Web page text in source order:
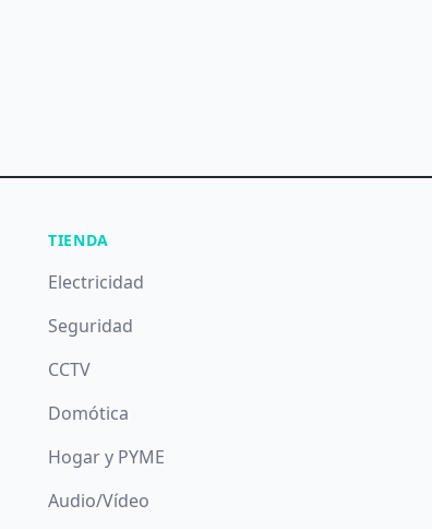
TIENDA
Electricidad
Seguridad
CCTV
Domótica
Hogar y PYME
Audio/Vídeo